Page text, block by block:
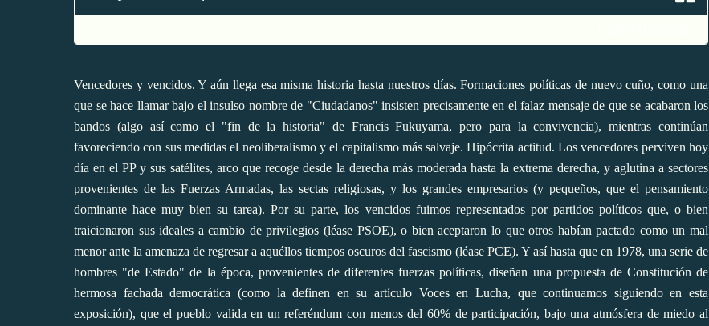
Vencedores y vencidos. Y aún llega esa misma historia hasta nuestros días. Formaciones políticas de nuevo cuño, como una
que se hace llamar bajo el insulso nombre de "Ciudadanos" insisten precisamente en el falaz mensaje de que se acabaron los
bandos (algo así como el "fin de la historia" de Francis Fukuyama, pero para la convivencia), mientras continúan
favoreciendo con sus medidas el neoliberalismo y el capitalismo más salvaje. Hipócrita actitud. Los vencedores perviven hoy
día en el PP y sus satélites, arco que recoge desde la derecha más moderada hasta la extrema derecha, y aglutina a sectores
provenientes de las Fuerzas Armadas, las sectas religiosas, y los grandes empresarios (y pequeños, que el pensamiento
dominante hace muy bien su tarea). Por su parte, los vencidos fuimos representados por partidos políticos que, o bien
traicionaron sus ideales a cambio de privilegios (léase PSOE), o bien aceptaron lo que otros habían pactado como un mal
menor ante la amenaza de regresar a aquéllos tiempos oscuros del fascismo (léase PCE). Y así hasta que en 1978, una serie de
hombres "de Estado" de la época, provenientes de diferentes fuerzas políticas, diseñan una propuesta de Constitución de
hermosa fachada democrática (como la definen en su artículo Voces en Lucha, que continuamos siguiendo en esta
exposición), que el pueblo valida en un referéndum con menos del 60% de participación, bajo una atmósfera de miedo al